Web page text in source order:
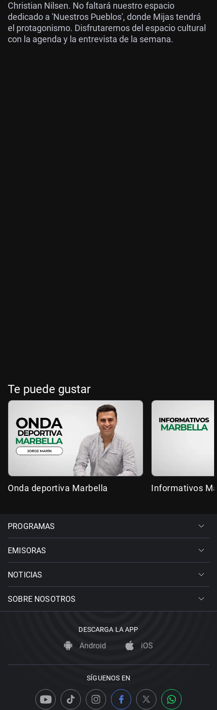
Christian Nilsen. No faltará nuestro espacio
dedicado a 'Nuestros Pueblos', donde Mijas tendrá
el protagonismo. Disfrutaremos del espacio cultural
con la agenda y la entrevista de la semana.
Te puede gustar
Onda deportiva Marbella Informativos
PROGRAMAS
EMISORAS
NOTICIAS
SOBRE NOSOTROS
DESCARGA LA APP
Android iOS
SÍGUENOS EN